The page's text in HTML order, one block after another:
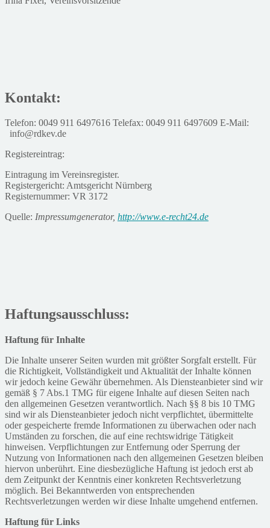
Kontakt:
Telefon: 0049 911 6497616 Telefax: 0049 911 6497609 E-Mail:
info@rdkev.de
Registereintrag:
Eintragung im Vereinsregister.
Registergericht: Amtsgericht Nürnberg
Registernummer: VR 3172
Quelle: Impressumgenerator, http://www.e-recht24.de
Haftungsausschluss:
Haftung für Inhalte
Die Inhalte unserer Seiten wurden mit größter Sorgfalt erstellt. Für
die Richtigkeit, Vollständigkeit und Aktualität der Inhalte können
wir jedoch keine Gewähr übernehmen. Als Diensteanbieter sind wir
gemäß § 7 Abs.1 TMG für eigene Inhalte auf diesen Seiten nach
den allgemeinen Gesetzen verantwortlich. Nach §§ 8 bis 10 TMG
sind wir als Diensteanbieter jedoch nicht verpflichtet, übermittelte
oder gespeicherte fremde Informationen zu überwachen oder nach
Umständen zu forschen, die auf eine rechtswidrige Tätigkeit
hinweisen. Verpflichtungen zur Entfernung oder Sperrung der
Nutzung von Informationen nach den allgemeinen Gesetzen bleiben
hiervon unberührt. Eine diesbezügliche Haftung ist jedoch erst ab
dem Zeitpunkt der Kenntnis einer konkreten Rechtsverletzung
möglich. Bei Bekanntwerden von entsprechenden
Rechtsverletzungen werden wir diese Inhalte umgehend entfernen.
Haftung für Links